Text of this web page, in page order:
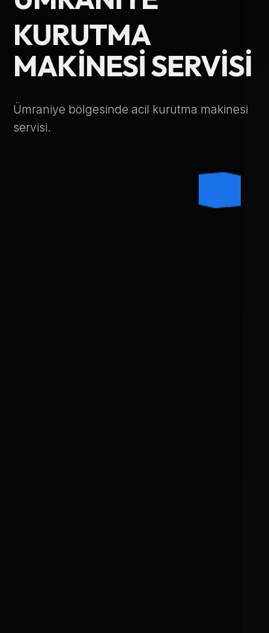
KURUTMA
MAKINESI SERVISI
Ümraniye bölgesinde acil kurutma makinesi
servisi.
Telefon Numarası
Hizmet Türü